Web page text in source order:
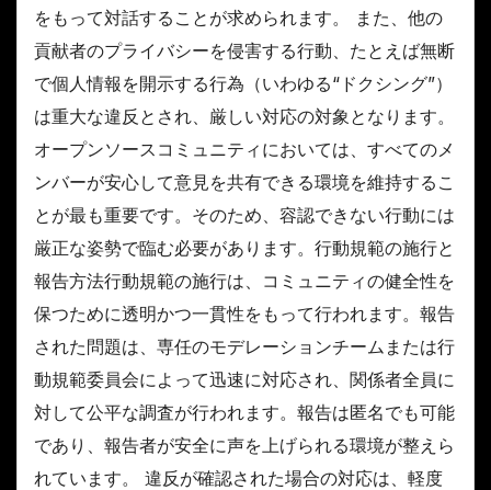
をもって対話することが求められます。 また、他の
貢献者のプライバシーを侵害する行動、たとえば無断
で個人情報を開示する行為（いわゆる“ドクシング”）
は重大な違反とされ、厳しい対応の対象となります。
オープンソースコミュニティにおいては、すべてのメ
ンバーが安心して意見を共有できる環境を維持するこ
とが最も重要です。そのため、容認できない行動には
厳正な姿勢で臨む必要があります。行動規範の施行と
報告方法行動規範の施行は、コミュニティの健全性を
保つために透明かつ一貫性をもって行われます。報告
された問題は、専任のモデレーションチームまたは行
動規範委員会によって迅速に対応され、関係者全員に
対して公平な調査が行われます。報告は匿名でも可能
であり、報告者が安全に声を上げられる環境が整えら
れています。 違反が確認された場合の対応は、軽度